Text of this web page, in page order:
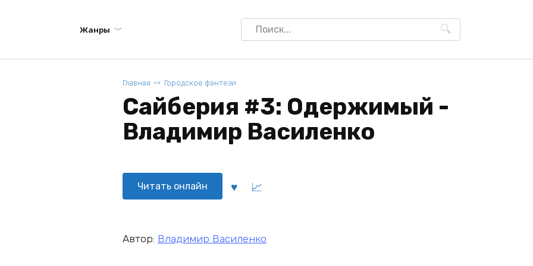
Жанры
Search
for:
Главная Городское фэнтези
Сайберия #3: Одержимый -
Владимир Василенко
Читать онлайн
Автор: Владимир Василенко